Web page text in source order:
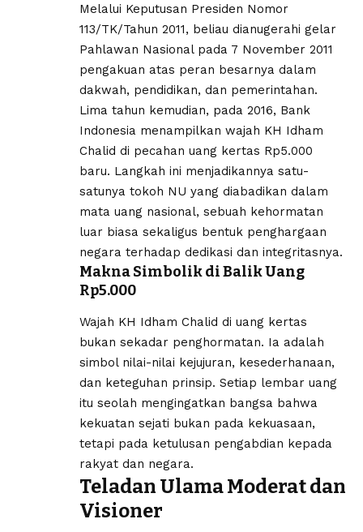
Melalui Keputusan Presiden Nomor
113/TK/Tahun 2011, beliau dianugerahi gelar
Pahlawan Nasional pada 7 November 2011
pengakuan atas peran besarnya dalam
dakwah, pendidikan, dan pemerintahan.
Lima tahun kemudian, pada 2016, Bank
Indonesia menampilkan wajah KH Idham
Chalid di pecahan uang kertas Rp5.000
baru. Langkah ini menjadikannya satu-
satunya tokoh NU yang diabadikan dalam
mata uang nasional, sebuah kehormatan
luar biasa sekaligus bentuk penghargaan
negara terhadap dedikasi dan integritasnya.
Makna Simbolik di Balik Uang
Rp5.000
Wajah KH Idham Chalid di uang kertas
bukan sekadar penghormatan. Ia adalah
simbol nilai-nilai kejujuran, kesederhanaan,
dan keteguhan prinsip. Setiap lembar uang
itu seolah mengingatkan bangsa bahwa
kekuatan sejati bukan pada kekuasaan,
tetapi pada ketulusan pengabdian kepada
rakyat dan negara.
Teladan Ulama Moderat dan
Visioner